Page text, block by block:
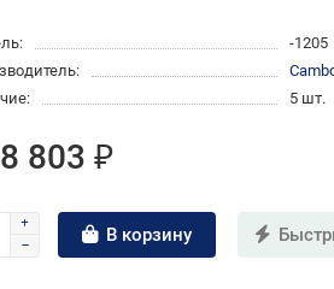
-1205
5 шт.
803 ₽
В корзину